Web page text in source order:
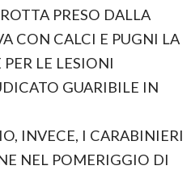
PRESO DALLA
CON CALCI E PUGNI LA
LE LESIONI
GUARIBILE IN
INVECE, I CARABINIERI
NEL POMERIGGIO DI